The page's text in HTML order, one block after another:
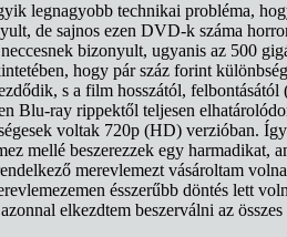
legnagyobb technikai probléma,
de sajnos ezen DVD-k száma
bizonyult, ugyanis az 500
hogy pár száz forint
s a film hosszától,
ray rippektől teljesen
voltak 720p (HD) verzióban.
mellé beszerezzek egy
merevlemezt vásároltam
ésszerűbb döntés lett
elkezdtem beszerválni az